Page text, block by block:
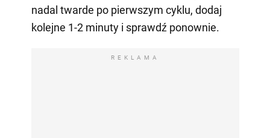
nadal twarde po pierwszym cyklu, dodaj
kolejne 1-2 minuty i sprawdź ponownie.
REKLAMA